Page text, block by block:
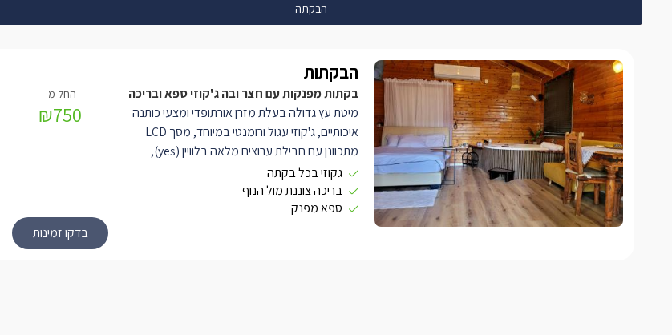
הבקתה
הבקתות
בקתות מפנקות עם חצר ובה ג'קוזי ספא ובריכה
מיטת עץ גדולהבעלת מזרן אורתופדי ומצעי כותנה
איכותיים, ג'קוזי עגול ורומנטי במיוחד, מסך LCD
מתכוונן עם חבילת ערוצים מלאה בלוויין (yes
),
חיבור ל- DVD ומערכת קולנוע איכותית, ארון בגדים
ושידות אחסון נעימות, חדר רחצה מפנק, פינת
ישיבה, שולחן אוכל גדול מעץ, מטבחון מאובזר ובו
גקוזי בכל בקתה
בריכה צוננת מול הנוף
ספא מפנק
₪750